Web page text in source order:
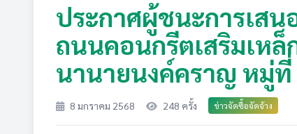
ประกาศผู้ชนะการเสน
ถนนคอนกรีตเสริมเหล็
นานายนงค์คราญ หมู่
8 มกราคม 2568 248 ครั้ง ข่าวจัดซื้อจัดจ้าง